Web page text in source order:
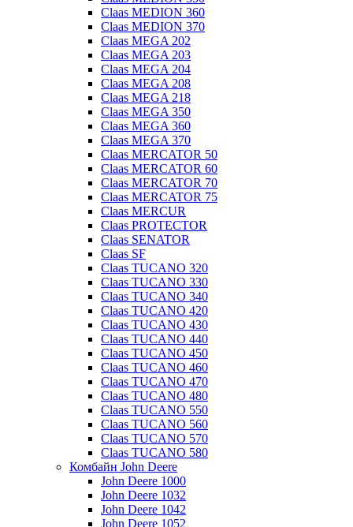
Claas MEDION 360
Claas MEDION 370
Claas MEGA 202
Claas MEGA 203
Claas MEGA 204
Claas MEGA 208
Claas MEGA 218
Claas MEGA 350
Claas MEGA 360
Claas MEGA 370
Claas MERCATOR 50
Claas MERCATOR 60
Claas MERCATOR 70
Claas MERCATOR 75
Claas MERCUR
Claas PROTECTOR
Claas SENATOR
Claas SF
Claas TUCANO 320
Claas TUCANO 330
Claas TUCANO 340
Claas TUCANO 420
Claas TUCANO 430
Claas TUCANO 440
Claas TUCANO 450
Claas TUCANO 460
Claas TUCANO 470
Claas TUCANO 480
Claas TUCANO 550
Claas TUCANO 560
Claas TUCANO 570
Claas TUCANO 580
Комбайн John Deere
John Deere 1000
John Deere 1032
John Deere 1042
John Deere 1052